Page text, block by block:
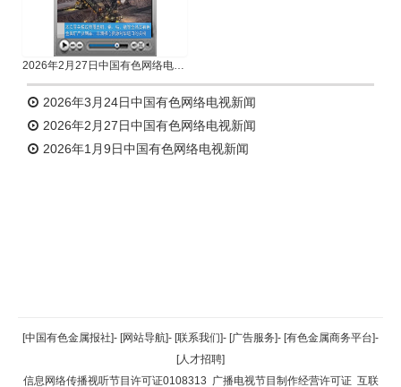
2026年2月27日中国有色网络电视新闻
2026年3月24日中国有色网络电视新闻
2026年2月27日中国有色网络电视新闻
2026年1月9日中国有色网络电视新闻
返回顶部
返回首页
[中国有色金属报社]- [网站导航]- [联系我们]- [广告服务]- [有色金属商务平台]-
[人才招聘]
信息网络传播视听节目许可证0108313 广播电视节目制作经营许可证 互联